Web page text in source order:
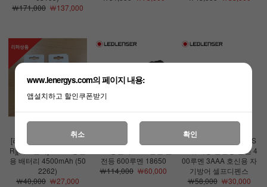
￦171,000￦137,000
[리퍼상품][LED LENSE
R][레드랜서]21700 충전
용 배터리 4500mAh (50
2262)
￦40,000￦27,000
[레드랜서]솔리드라인 S
전등 600루멘 18650
￦114,000 ￦60,000
[레드랜서]솔리드라인 S
T7 휴대용 손전등 랜턴 4
00루멘 3AAA 호신용 자
기방어 셀프디펜스
￦58,000￦30,000
www.lenergys.com의 페이지 내용:
앱설치하고 할인쿠폰받기
취소 확인